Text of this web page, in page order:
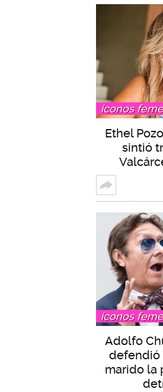
íconos
Ethel
sintió
íconos
Adolfo
defendió
marido la